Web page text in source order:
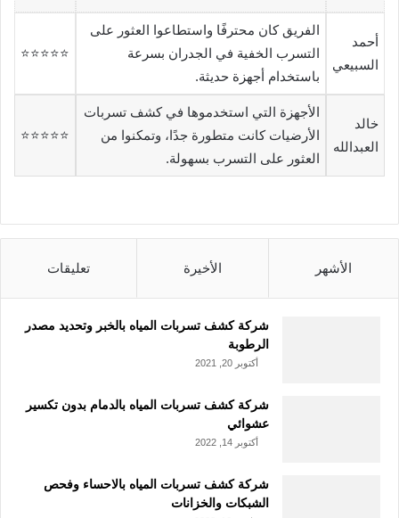
أحمد
السبيعي
الفريق كان محترفًا واستطاعوا العثور على
التسرب الخفية في الجدران بسرعة
باستخدام أجهزة حديثة.
⭐⭐⭐⭐⭐
خالد
العبدالله
الأجهزة التي استخدموها في كشف تسربات
الأرضيات كانت متطورة جدًا، وتمكنوا من
العثور على التسرب بسهولة.
⭐⭐⭐⭐⭐
الأشهر الأخيرة تعليقات
شركة كشف تسربات المياه بالخبر وتحديد مصدر
الرطوبة
أكتوبر 20, 2021
شركة كشف تسربات المياه بالدمام بدون تكسير
عشوائي
أكتوبر 14, 2022
شركة كشف تسربات المياه بالاحساء وفحص
الشبكات والخزانات